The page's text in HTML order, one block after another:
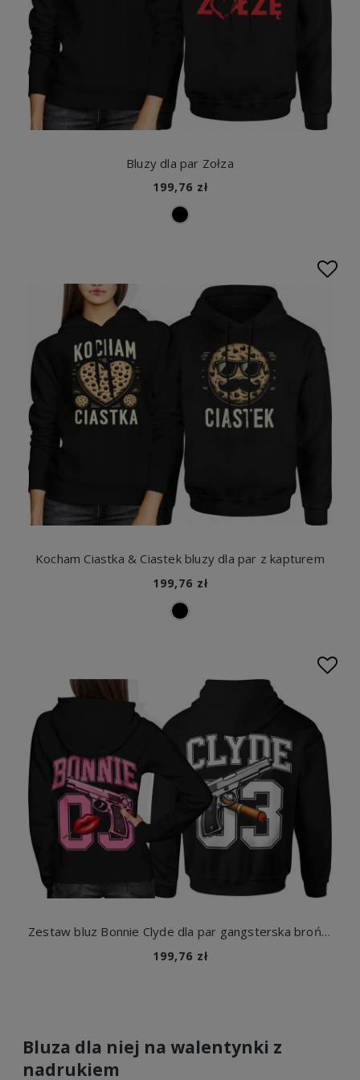
Bluzy dla par Zołza
199,76 zł
Kocham Ciastka & Ciastek bluzy dla par z kapturem
199,76 zł
Zestaw bluz Bonnie Clyde dla par gangsterska broń streetwear z pistoletem nadruk na plecach z tyłu
199,76 zł
Bluza dla niej na walentynki z
nadrukiem